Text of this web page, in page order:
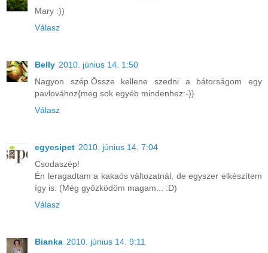
Mary :))
Válasz
Belly 2010. június 14. 1:50
Nagyon szép.Össze kellene szedni a bátorságom egy
pavlovához{meg sok egyéb mindenhez:-)}
Válasz
egycsipet 2010. június 14. 7:04
Csodaszép!
Én leragadtam a kakaós változatnál, de egyszer elkészítem
így is. (Még győzködöm magam... :D)
Válasz
Bianka 2010. június 14. 9:11